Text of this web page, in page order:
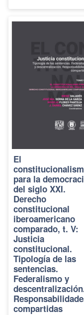
El
para la
del siglo XXI.
Derecho
constitucional
iberoamericano
comparado, t. V:
Justicia
constitucional.
Tipología de las
sentencias.
Federalismo y
compartidas